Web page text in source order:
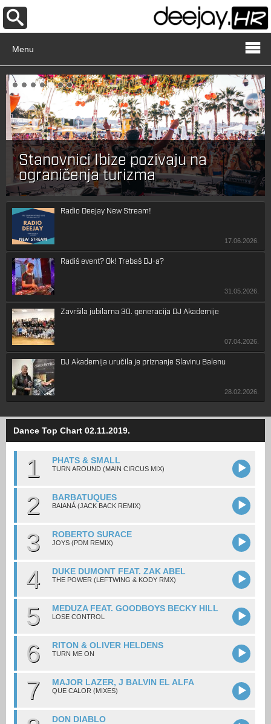
Menu
Stanovnici Ibize pozivaju na
ograničenja turizma
Radio Deejay New Stream!
17.06.2026.
Radiš event? Ok! Trebaš DJ-a?
31.05.2026.
Završila jubilarna 30. generacija DJ Akademije
07.04.2026.
DJ Akademija uručila je priznanje Slavinu Balenu
28.02.2026.
Dance Top Chart 02.11.2019.
1 PHATS & SMALL
TURN AROUND (MAIN CIRCUS MIX)
2 BARBATUQUES
BAIANÁ (JACK BACK REMIX)
3 ROBERTO SURACE
JOYS (PDM REMIX)
4 DUKE DUMONT FEAT. ZAK ABEL
THE POWER (LEFTWING & KODY RMX)
5 MEDUZA FEAT. GOODBOYS BECKY HILL
LOSE CONTROL
6 RITON & OLIVER HELDENS
TURN ME ON
7 MAJOR LAZER, J BALVIN EL ALFA
QUE CALOR (MIXES)
DON DIABLO